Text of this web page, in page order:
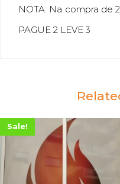
NOTA: Na compra de
PAGUE 2 LEVE 3
Sale!